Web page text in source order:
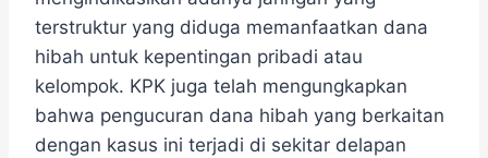
terstruktur yang diduga memanfaatkan dana
hibah untuk kepentingan pribadi atau
kelompok. KPK juga telah mengungkapkan
bahwa pengucuran dana hibah yang berkaitan
dengan kasus ini terjadi di sekitar delapan